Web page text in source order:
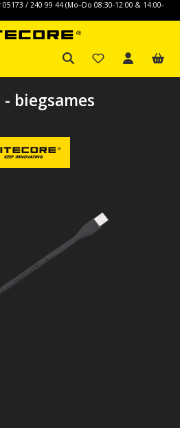
/ 240 99 44 (Mo–Do 08:30-12:00 & 14:00-
biegsames